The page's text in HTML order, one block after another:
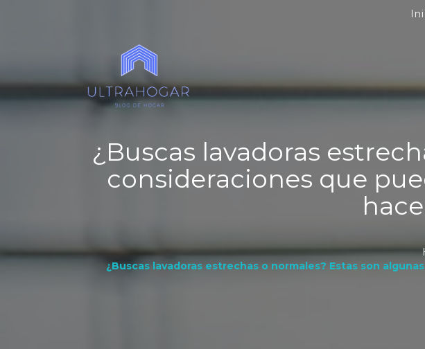
¿Buscas lavadoras
consideraciones que
¿Buscas lavadoras estrechas o normales? Estas son